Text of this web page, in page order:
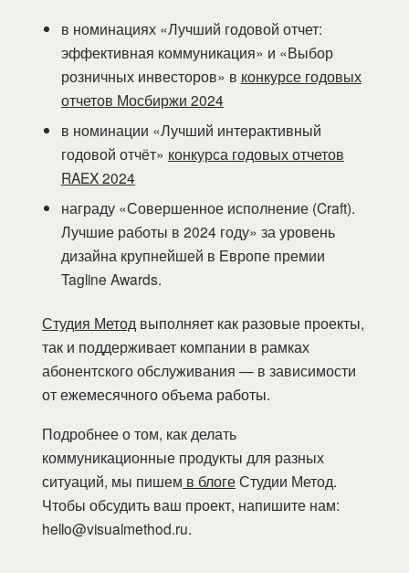
в номинациях «Лучший годовой отчет:
эффективная коммуникация» и «Выбор
розничных инвесторов» в конкурсе годовых
отчетов Мосбиржи 2024
в номинации «Лучший интерактивный
годовой отчёт» конкурса годовых отчетов
RAEX 2024
награду «Совершенное исполнение (Craft).
Лучшие работы в 2024 году» за уровень
дизайна крупнейшей в Европе премии
Tagline Awards.
Студия Метод выполняет как разовые проекты,
так и поддерживает компании в рамках
абонентского обслуживания — в зависимости
от ежемесячного объема работы.
Подробнее о том, как делать
коммуникационные продукты для разных
ситуаций, мы пишем в блогеСтудии Метод.
Чтобы обсудить ваш проект, напишите нам:
hello@visualmethod.ru.